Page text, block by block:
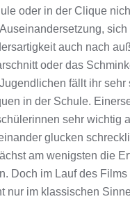
oder in der Clique
auch nach
oder das
fällt ihr
in der Schule.
sehr wichtig
glucken
am wenigsten die
Doch im Lauf des
nur im klassischen